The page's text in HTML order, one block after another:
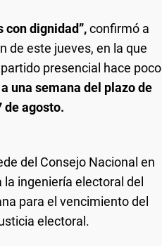
con dignidad”,confirmó a
de este jueves, en la que
presencial hace poco
una semana del plazo de
de agosto.
del Consejo Nacional en
ingeniería electoral del
para el vencimiento del
electoral.